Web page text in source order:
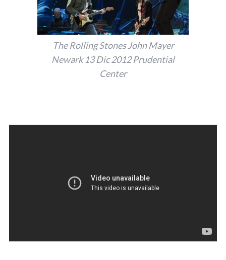
The Rolling Stones John Mayer
Newark 13 Dic 2012 Prudential
Center